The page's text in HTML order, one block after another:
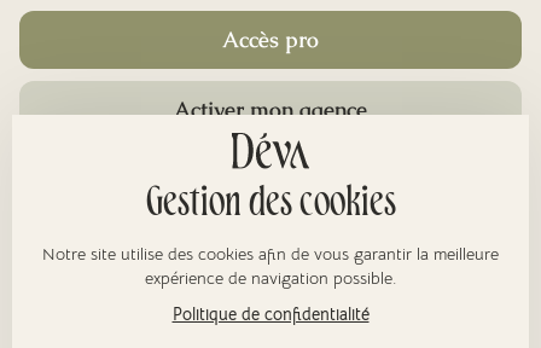
Accès pro
Activer mon agence
Gestion des cookies
Notre site utilise des cookies afin de vous garantir la meilleure
expérience de navigation possible.
Politique de confidentialité